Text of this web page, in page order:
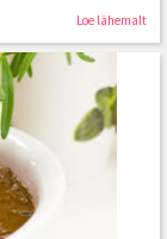
Loe lähemalt